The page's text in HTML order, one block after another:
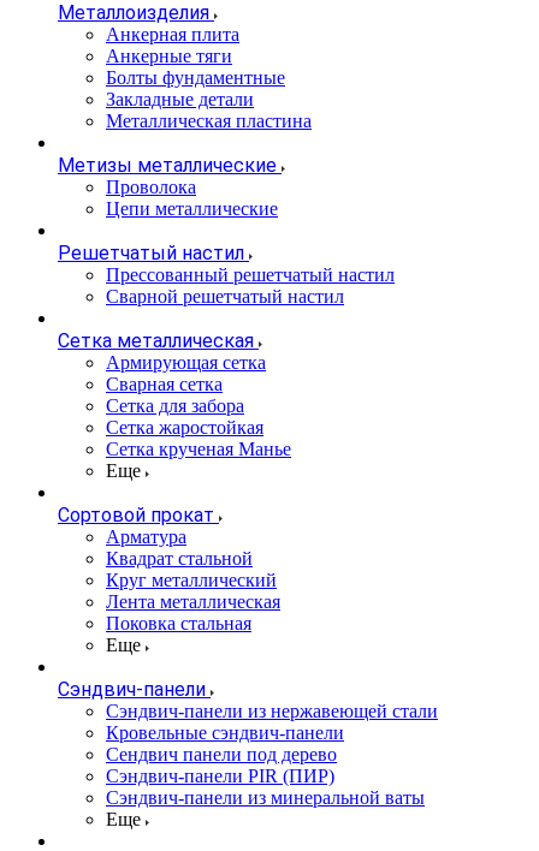
Металлоизделия
Анкерная плита
Анкерные тяги
Болты фундаментные
Закладные детали
Металлическая пластина
Метизы металлические
Проволока
Цепи металлические
Решетчатый настил
Прессованный решетчатый настил
Сварной решетчатый настил
Сетка металлическая
Армирующая сетка
Сварная сетка
Сетка для забора
Сетка жаростойкая
Сетка крученая Манье
Еще
Сортовой прокат
Арматура
Квадрат стальной
Круг металлический
Лента металлическая
Поковка стальная
Еще
Сэндвич-панели
Cэндвич-панели из нержавеющей стали
Кровельные сэндвич-панели
Сендвич панели под дерево
Сэндвич-панели PIR (ПИР)
Сэндвич-панели из минеральной ваты
Еще